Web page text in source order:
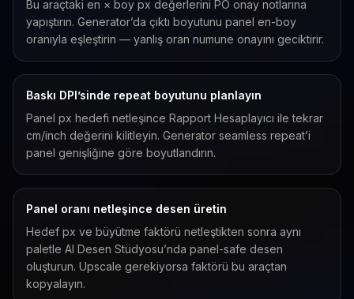
Bu araçtaki en × boy px değerlerini PO onay notlarına
yapıştırın. Generator’da çıktı boyutunu panel en-boy
oranıyla eşleştirin — yanlış oran numune onayını geciktirir.
Baskı DPI’sinde repeat boyutunu planlayın
Panel px hedefi netleşince Rapport Hesaplayıcı ile tekrar
cm/inch değerini kilitleyin. Generator seamless repeat’i
panel genişliğine göre boyutlandırın.
Panel oranı netleşince desen üretin
Hedef px ve büyütme faktörü netleştikten sonra aynı
paletle AI Desen Stüdyosu’nda panel-safe desen
oluşturun. Upscale gerekiyorsa faktörü bu araçtan
kopyalayın.